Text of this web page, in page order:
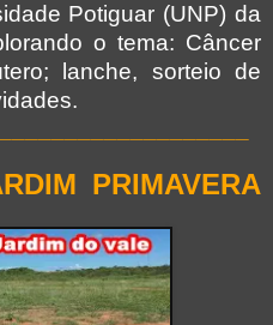
Potiguar (UNP) da
o tema: Câncer
lanche, sorteio de
PRIMAVERA